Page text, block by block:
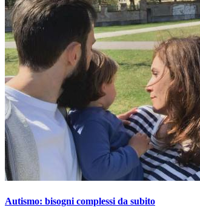
Autismo: bisogni complessi da subito